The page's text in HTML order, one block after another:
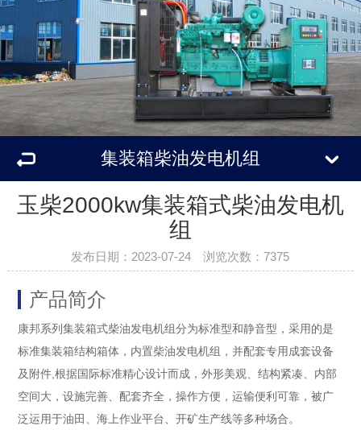
集装箱柴油发电机组
玉柴2000kw集装箱式柴油发电机
组
发布日期：2023-07-24 浏览次数：7375
产品简介
康邦系列集装箱式柴油发电机组分为标准型和静音型，采用的是
标准集装箱结构箱体，内置柴油发电机组，并配套专用成套设备
及附件,根据国际标准精心设计而成，外形美观、结构紧凑、内部
空间大，设施完善、配套齐全，操作方便，运输便利可靠，被广
泛运用于油田、海上作业平台、开矿生产线等多种场合。